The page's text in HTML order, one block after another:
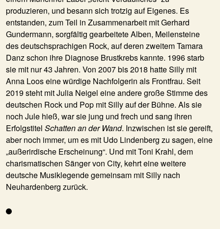
produzieren, und besann sich trotzig auf Eigenes. Es
entstanden, zum Teil in Zusammenarbeit mit Gerhard
Gundermann, sorgfältig gearbeitete Alben, Meilensteine
des deutschsprachigen Rock, auf deren zweitem Tamara
Danz schon ihre Diagnose Brustkrebs kannte. 1996 starb
sie mit nur 43 Jahren. Von 2007 bis 2018 hatte Silly mit
Anna Loos eine würdige Nachfolgerin als Frontfrau. Seit
2019 steht mitJulia Neigel eine andere große Stimme des
deutschen Rock und Pop mit Silly auf der Bühne. Als sie
noch Jule hieß, war sie jung und frech und sang ihren
Erfolgstitel Schatten an der Wand. Inzwischen ist sie gereift,
aber noch immer, um es mit Udo Lindenberg zu sagen, eine
„außerirdische Erscheinung“. Und mitToni Krahl, dem
charismatischen Sänger von City, kehrt eine weitere
deutsche Musiklegende gemeinsam mit Silly nach
Neuhardenberg zurück.